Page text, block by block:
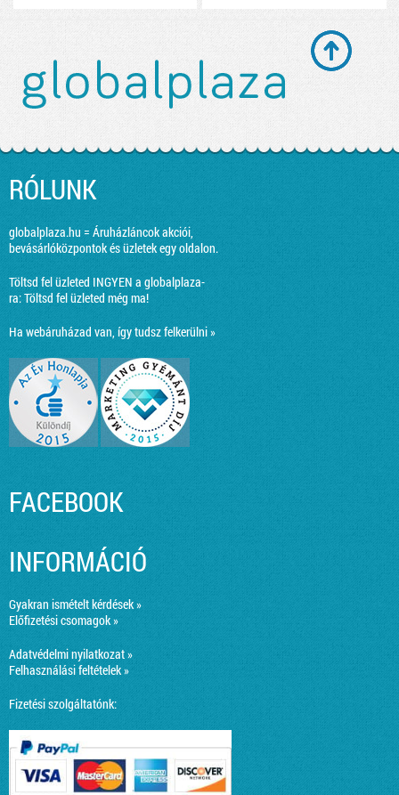
RÓLUNK
globalplaza.hu = Áruházláncok akciói,
bevásárlóközpontok és üzletek egy oldalon.
Töltsd fel üzleted INGYEN a globalplaza-
ra:Töltsd fel üzleted még ma!
Ha webáruházad van, így tudsz felkerülni »
FACEBOOK
INFORMÁCIÓ
Gyakran ismételt kérdések »
Előfizetési csomagok »
Adatvédelmi nyilatkozat »
Felhasználási feltételek »
Fizetési szolgáltatónk: